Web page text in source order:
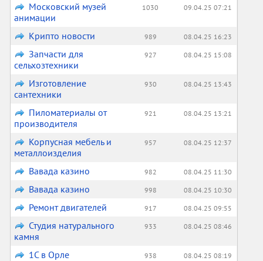
Московский музей
анимации
1030 09.04.25 07:21
Крипто новости 989 08.04.25 16:23
Запчасти для
сельхозтехники
927 08.04.25 15:08
Изготовление
сантехники
930 08.04.25 13:43
Пиломатериалы от
производителя
921 08.04.25 13:21
Корпусная мебель и
металлоизделия
957 08.04.25 12:37
Вавада казино 982 08.04.25 11:30
Вавада казино 998 08.04.25 10:30
Ремонт двигателей 917 08.04.25 09:55
Студия натурального
камня
933 08.04.25 08:46
1С в Орле 938 08.04.25 08:19